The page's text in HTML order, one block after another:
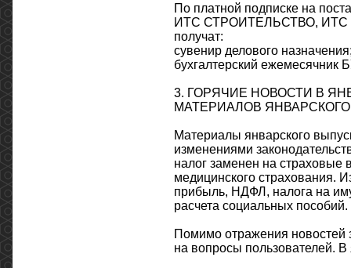
По платной подписке на
ИТС СТРОИТЕЛЬСТВО, ИТС
получат:
сувенир делового
бухгалтерский
3. ГОРЯЧИЕ НОВОСТИ В
МАТЕРИАЛОВ
Материалы январского
изменениями
налог заменен на
медицинского страхования.
прибыль, НДФЛ, налога на
расчета социальных пособий.
Помимо отражения новостей
на вопросы пользователей.